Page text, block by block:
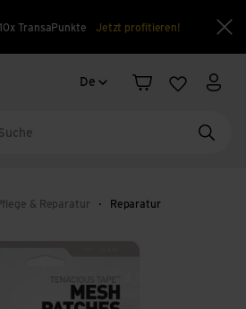
TransaPunkte Jetzt profitieren!
Sprachwechsel
De
Warenkorb
Merkliste
& Reparatur Reparatur